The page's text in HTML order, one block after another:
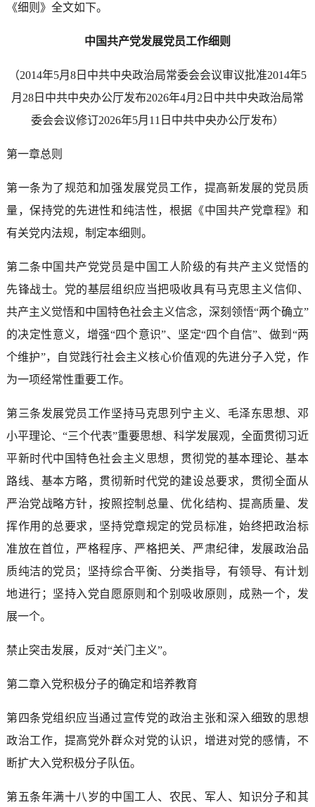
《细则》全文如下。
中国共产党发展党员工作细则
（2014年5月8日中共中央政治局常委会会议审议批准2014年5
月28日中共中央办公厅发布2026年4月2日中共中央政治局常
委会会议修订2026年5月11日中共中央办公厅发布）
第一章总则
第一条为了规范和加强发展党员工作，提高新发展的党员质
量，保持党的先进性和纯洁性，根据《中国共产党章程》和
有关党内法规，制定本细则。
第二条中国共产党党员是中国工人阶级的有共产主义觉悟的
先锋战士。党的基层组织应当把吸收具有马克思主义信仰、
共产主义觉悟和中国特色社会主义信念，深刻领悟“两个确立”
的决定性意义，增强“四个意识”、坚定“四个自信”、做到“两
个维护”，自觉践行社会主义核心价值观的先进分子入党，作
为一项经常性重要工作。
第三条发展党员工作坚持马克思列宁主义、毛泽东思想、邓
小平理论、“三个代表”重要思想、科学发展观，全面贯彻习近
平新时代中国特色社会主义思想，贯彻党的基本理论、基本
路线、基本方略，贯彻新时代党的建设总要求，贯彻全面从
严治党战略方针，按照控制总量、优化结构、提高质量、发
挥作用的总要求，坚持党章规定的党员标准，始终把政治标
准放在首位，严格程序、严格把关、严肃纪律，发展政治品
质纯洁的党员；坚持综合平衡、分类指导，有领导、有计划
地进行；坚持入党自愿原则和个别吸收原则，成熟一个，发
展一个。
禁止突击发展，反对“关门主义”。
第二章入党积极分子的确定和培养教育
第四条党组织应当通过宣传党的政治主张和深入细致的思想
政治工作，提高党外群众对党的认识，增进对党的感情，不
断扩大入党积极分子队伍。
第五条年满十八岁的中国工人、农民、军人、知识分子和其